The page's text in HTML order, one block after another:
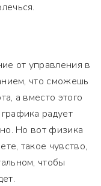
от управления в
что сможешь
а вместо этого
радует
Но вот физика
такое чувство,
чтобы